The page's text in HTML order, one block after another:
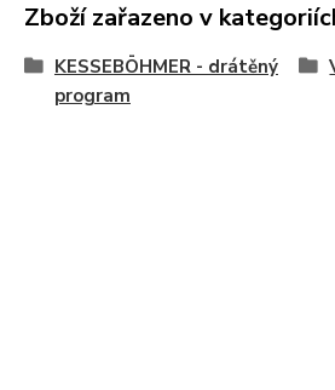
Zboží zařazeno v
KESSEBÖHMER - drátěný
program